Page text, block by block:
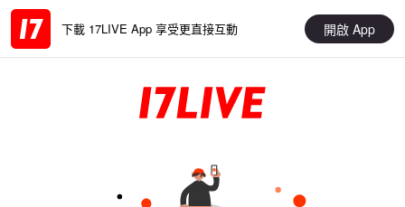
下載 17LIVE App 享受更直接互動 開啟 App